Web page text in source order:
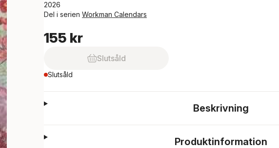
2026
Del i serien Workman Calendars
155 kr
Slutsåld
Slutsåld
Beskrivning
Produktinformation